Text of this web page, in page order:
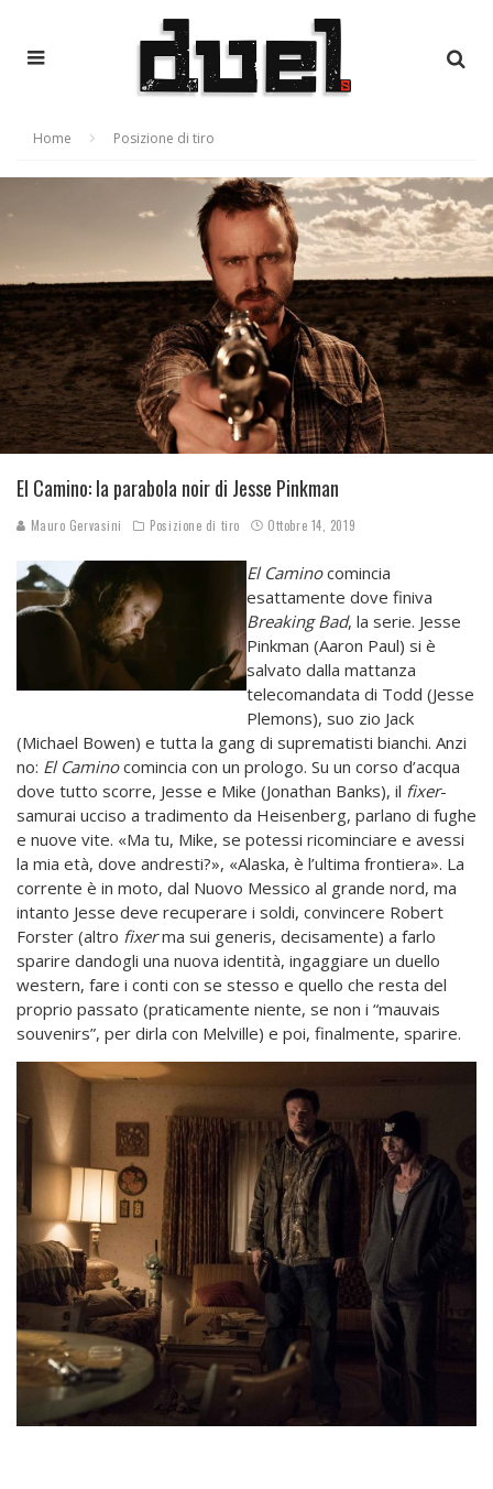
Home Posizione di tiro
El Camino: la parabola noir di Jesse Pinkman
Mauro Gervasini Posizione di tiro Ottobre 14, 2019
El Caminocomincia
esattamente dove finiva
Breaking Bad, la serie. Jesse
Pinkman (Aaron Paul) si è
salvato dalla mattanza
telecomandata di Todd (Jesse
Plemons), suo zio Jack
(Michael Bowen) e tutta la gang di suprematisti bianchi. Anzi
no: El Caminocomincia con un prologo. Su un corso d’acqua
dove tutto scorre, Jesse e Mike (Jonathan Banks), il fixer-
samurai ucciso a tradimento da Heisenberg, parlano di fughe
e nuove vite. «Ma tu, Mike, se potessi ricominciare e avessi
la mia età, dove andresti?», «Alaska, è l’ultima frontiera». La
corrente è in moto, dal Nuovo Messico al grande nord, ma
intanto Jesse deve recuperare i soldi, convincere Robert
Forster (altro fixerma sui generis, decisamente) a farlo
sparire dandogli una nuova identità, ingaggiare un duello
western, fare i conti con se stesso e quello che resta del
proprio passato (praticamente niente, se non i “mauvais
souvenirs”, per dirla con Melville) e poi, finalmente, sparire.